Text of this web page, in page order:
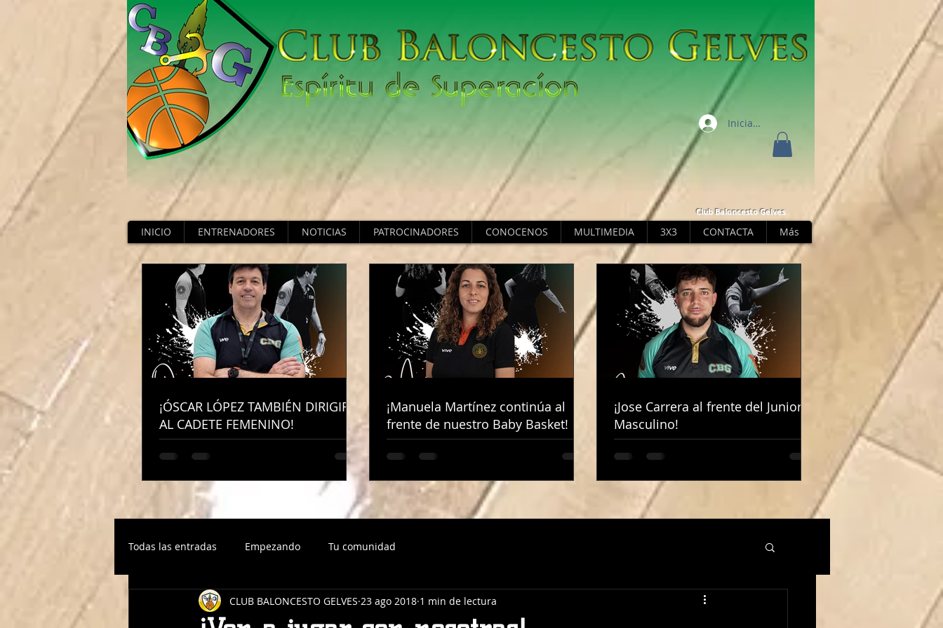
Iniciar sesión
Club Baloncesto Gelves
INICIO ENTRENADORES NOTICIAS PATROCINADORES CONOCENOS MULTIMEDIA 3X3 CONTACTA Más
¡ÓSCAR LÓPEZ TAMBIÉN DIRIGIRÁ
AL CADETE FEMENINO!
¡Manuela Martínez continúa al
frente de nuestro Baby Basket!
¡Jose Carrera al frente del Junior
Masculino!
¡ÓSCAR LÓPEZ TAMBIÉN DIRIGIRÁ
AL CADETE FEMENINO!
¡Manuela Martínez continúa al
frente de nuestro Baby Basket!
¡Jose Carrera al frente del Junior
Masculino!
Todas las entradas Empezando Tu comunidad
CLUB BALONCESTO GELVES 23 ago 2018 1 min de lectura